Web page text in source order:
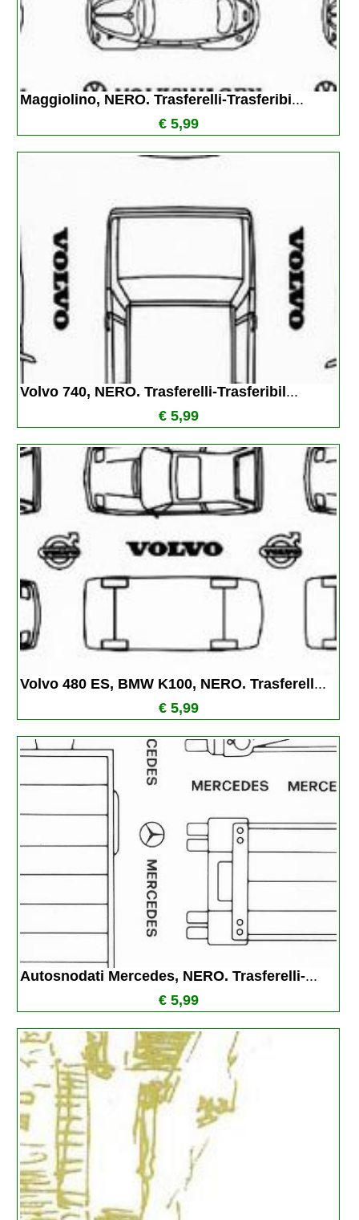
Maggiolino, NERO. Trasferelli-Trasferibi...
€ 5,99
Volvo 740, NERO. Trasferelli-Trasferibil ...
€ 5,99
Volvo 480 ES, BMW K100, NERO. Trasferell ...
€ 5,99
Autosnodati Mercedes, NERO. Trasferelli-...
€ 5,99